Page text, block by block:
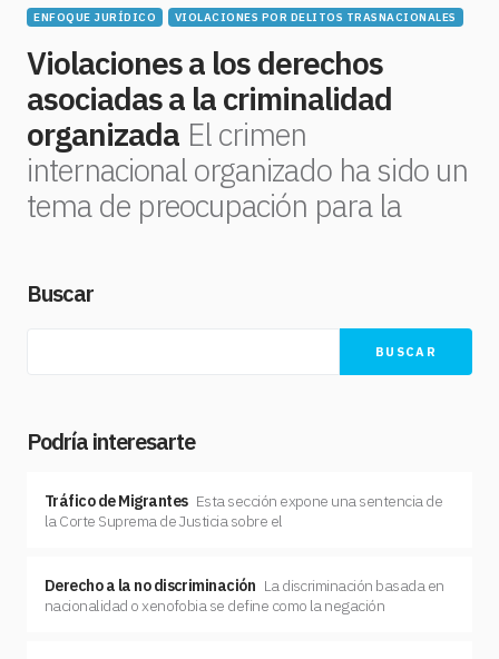
ENFOQUE JURÍDICO VIOLACIONES POR DELITOS TRASNACIONALES
Violaciones a los derechos
asociadas a la criminalidad
organizada El crimen
internacional organizado ha sido un
tema de preocupación para la
Buscar
BUSCAR
Podría interesarte
Tráfico de Migrantes Esta sección expone una sentencia de
la Corte Suprema de Justicia sobre el
Derecho a la no discriminación La discriminación basada en
nacionalidad o xenofobia se define como la negación